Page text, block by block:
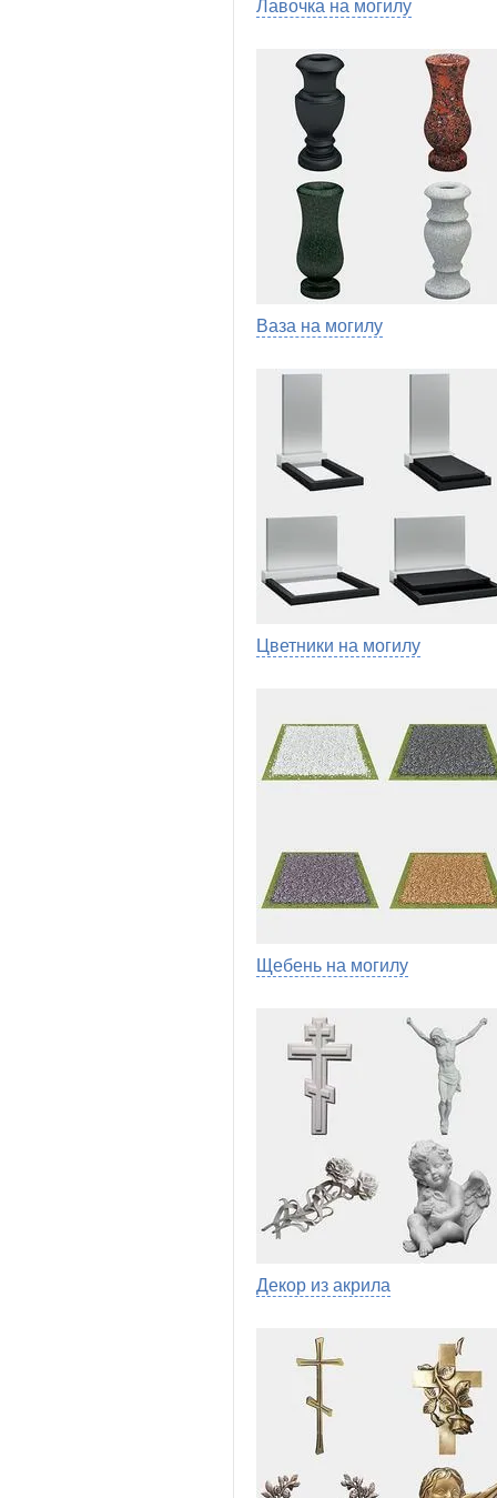
Лавочка на могилу
Ваза на могилу
Цветники на могилу
Щебень на могилу
Декор из акрила